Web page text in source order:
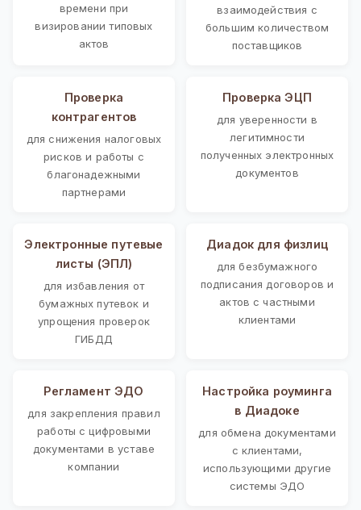
времени при
визировании типовых
актов
взаимодействия с
большим количеством
поставщиков
Проверка
контрагентов
для снижения налоговых
рисков и работы с
благонадежными
партнерами
Проверка ЭЦП
для уверенности в
легитимности
полученных электронных
документов
Электронные путевые
листы (ЭПЛ)
для избавления от
бумажных путевок и
упрощения проверок
ГИБДД
Диадок для физлиц
для безбумажного
подписания договоров и
актов с частными
клиентами
Регламент ЭДО
для закрепления правил
работы с цифровыми
документами в уставе
компании
Настройка роуминга
в Диадоке
для обмена документами
с клиентами,
использующими другие
системы ЭДО